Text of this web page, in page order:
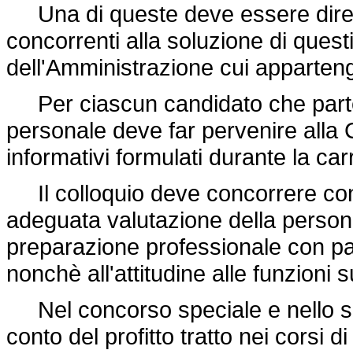
Una di queste deve essere
concorrenti alla soluzione di
dell'Amministrazione cui
Per ciascun candidato che
personale deve far pervenire alla
informativi formulati durante la
Il colloquio deve concorrere
adeguata valutazione della
preparazione professionale con
nonchè all'attitudine alle funzioni
Nel concorso speciale e nello
conto del profitto tratto nei corsi